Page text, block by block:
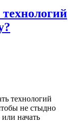
технологий
не стыдно
начать